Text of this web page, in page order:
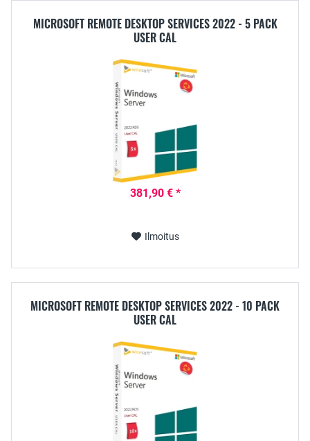
MICROSOFT REMOTE DESKTOP SERVICES 2022 - 5 PACK
USER CAL
381,90 € *
Ilmoitus
MICROSOFT REMOTE DESKTOP SERVICES 2022 - 10 PACK
USER CAL